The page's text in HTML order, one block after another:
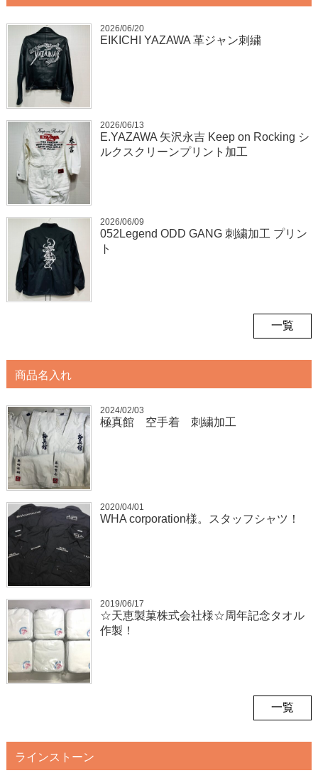
2026/06/20
EIKICHI YAZAWA 革ジャン刺繍
2026/06/13
E.YAZAWA 矢沢永吉 Keep on Rocking シ
ルクスクリーンプリント加工
2026/06/09
052Legend ODD GANG 刺繍加工 プリン
ト
一覧
商品名入れ
2024/02/03
極真館 空手着 刺繍加工
2020/04/01
WHA corporation様。スタッフシャツ！
2019/06/17
☆天恵製菓株式会社様☆周年記念タオル
作製！
一覧
ラインストーン